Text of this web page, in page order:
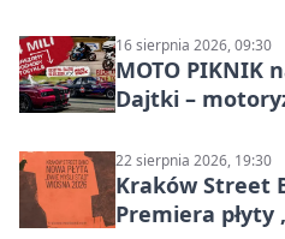
16 sierpnia 2026, 09:30
MOTO PIKNIK
Dajtki –
22 sierpnia 2026, 19:30
Kraków Street
Premiera płyty